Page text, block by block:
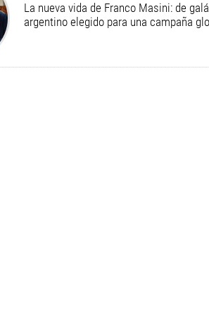
La nueva vida de Franco Masini: de
argentino elegido para una campaña